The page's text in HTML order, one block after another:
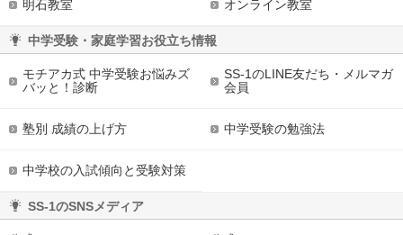
明石教室 オンライン教室
中学受験・家庭学習お役立ち情報
モチアカ式 中学受験お悩みズ
バッと！診断
SS-1のLINE友だち・メルマガ
会員
塾別 成績の上げ方 中学受験の勉強法
中学校の入試傾向と受験対策
SS-1のSNSメディア